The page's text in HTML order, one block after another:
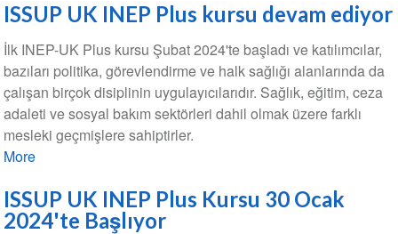
ISSUP UK INEP Plus kursu devam ediyor
İlk INEP-UK Plus kursu Şubat 2024'te başladı ve katılımcılar,
bazıları politika, görevlendirme ve halk sağlığı alanlarında da
çalışan birçok disiplinin uygulayıcılarıdır. Sağlık, eğitim, ceza
adaleti ve sosyal bakım sektörleri dahil olmak üzere farklı
mesleki geçmişlere sahiptirler.
More
ISSUP UK INEP Plus Kursu 30 Ocak
2024'te Başlıyor